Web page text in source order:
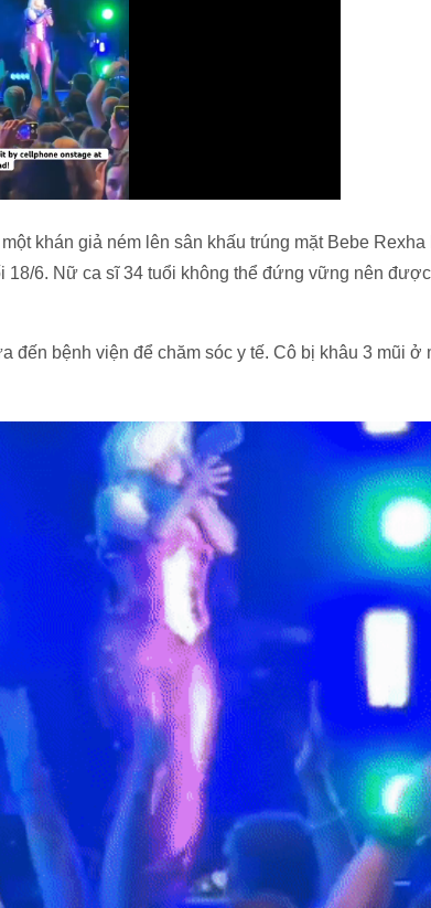
khán giả ném lên sân khấu trúng mặt Bebe Rexha
18/6. Nữ ca sĩ 34 tuổi không thể đứng vững nên
đến bệnh viện để chăm sóc y tế. Cô bị khâu 3 mũi ở